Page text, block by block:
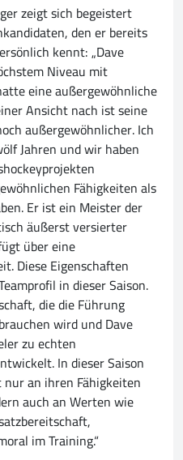
zeigt sich begeistert
den er bereits
kennt: „Dave
Niveau mit
eine außergewöhnliche
Ansicht nach ist seine
außergewöhnlicher. Ich
Jahren und wir haben
Fähigkeiten als
Er ist ein Meister der
äußerst versierter
über eine
Diese Eigenschaften
in dieser Saison.
die die Führung
wird und Dave
zu echten
In dieser Saison
an ihren Fähigkeiten
auch an Werten wie
im Training.“